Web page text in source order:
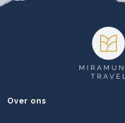
Over ons